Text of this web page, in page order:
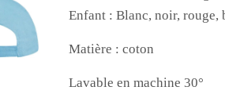
Enfant : Blanc, noir, rouge,
Matière : coton
Lavable en machine 30°